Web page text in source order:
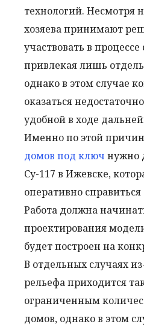
технологий. Несмотря
хозяева принимают
участвовать в процессе
привлекая лишь
однако в этом случае
оказаться
удобной в ходе
Именно по этой
домов под ключ нужно
Су-117 в Ижевске,
оперативно
Работа должна
проектирования
будет построен на
В отдельных случаях
рельефа приходится
ограниченным
домов, однако в этом